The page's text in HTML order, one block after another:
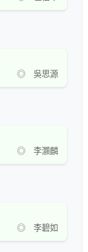
◎ 吳思源
◎ 李灝麟
◎ 李碧如